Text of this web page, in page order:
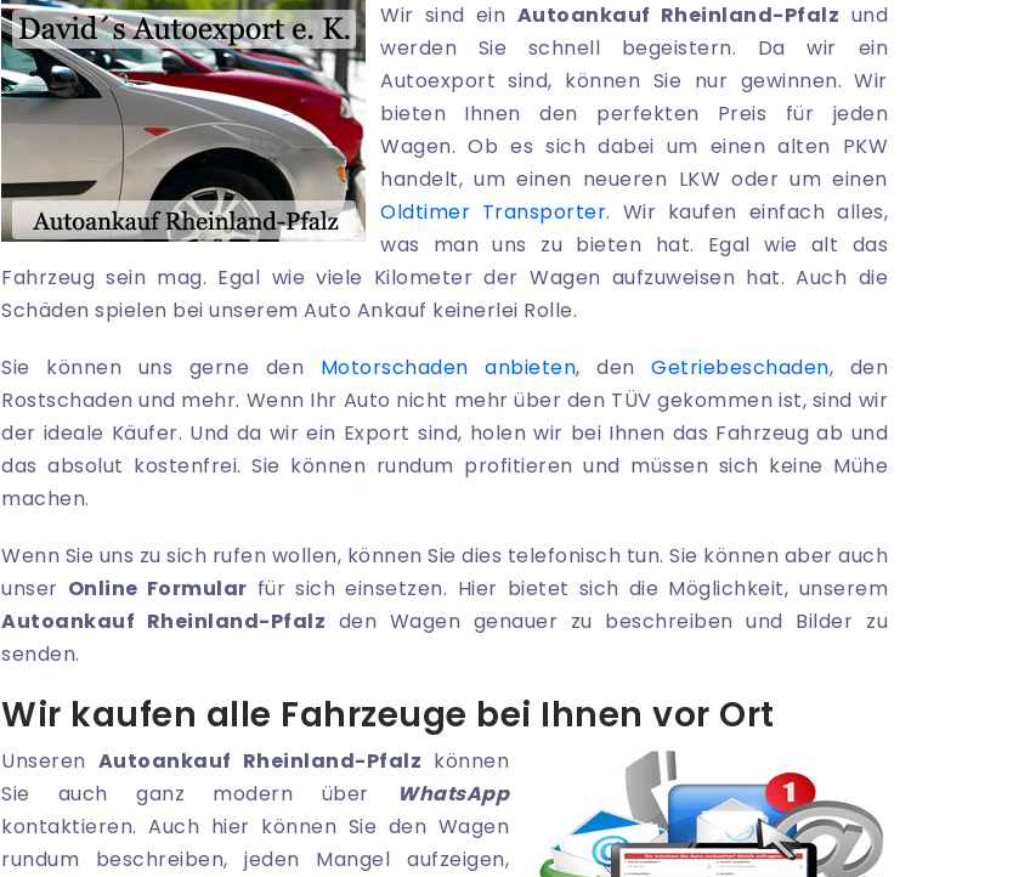
Wir sind ein Autoankauf Rheinland-Pfalz und
werden Sie schnell begeistern. Da wir ein
Autoexport sind, können Sie nur gewinnen. Wir
bieten Ihnen den perfekten Preis für jeden
Wagen. Ob es sich dabei um einen alten PKW
handelt, um einen neueren LKW oder um einen
Oldtimer Transporter. Wir kaufen einfach alles,
was man uns zu bieten hat. Egal wie alt das
Fahrzeug sein mag. Egal wie viele Kilometer der Wagen aufzuweisen hat. Auch die
Schäden spielen bei unserem Auto Ankauf keinerlei Rolle.
Sie können uns gerne den Motorschaden anbieten, den Getriebeschaden, den
Rostschaden und mehr. Wenn Ihr Auto nicht mehr über den TÜV gekommen ist, sind wir
der ideale Käufer. Und da wir ein Export sind, holen wir bei Ihnen das Fahrzeug ab und
das absolut kostenfrei. Sie können rundum profitieren und müssen sich keine Mühe
machen.
Wenn Sie uns zu sich rufen wollen, können Sie dies telefonisch tun. Sie können aber auch
unser Online Formular für sich einsetzen. Hier bietet sich die Möglichkeit, unserem
Autoankauf Rheinland-Pfalz den Wagen genauer zu beschreiben und Bilder zu
senden.
Wir kaufen alle Fahrzeuge bei Ihnen vor Ort
Unseren Autoankauf Rheinland-Pfalz können
Sie auch ganz modern über
WhatsApp
kontaktieren. Auch hier können Sie den Wagen
rundum beschreiben, jeden Mangel aufzeigen,